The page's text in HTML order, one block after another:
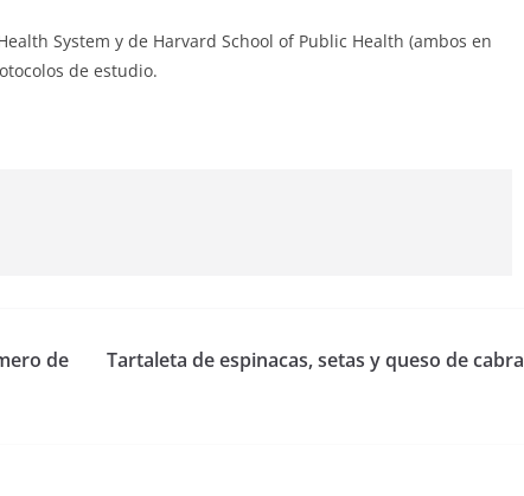
System y de Harvard School of Public Health (ambos en
de estudio.
de
Tartaleta de espinacas, setas y queso de cabra